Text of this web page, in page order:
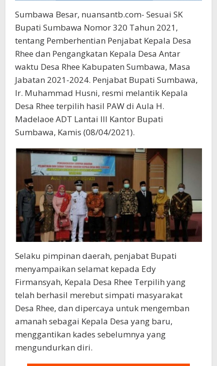
Sumbawa Besar, nuansantb.com- Sesuai SK
Bupati Sumbawa Nomor 320 Tahun 2021,
tentang Pemberhentian Penjabat Kepala Desa
Rhee dan Pengangkatan Kepala Desa Antar
waktu Desa Rhee Kabupaten Sumbawa, Masa
Jabatan 2021-2024. Penjabat Bupati Sumbawa,
Ir. Muhammad Husni, resmi melantik Kepala
Desa Rhee terpilih hasil PAW di Aula H.
Madelaoe ADT Lantai III Kantor Bupati
Sumbawa, Kamis (08/04/2021).
Selaku pimpinan daerah, penjabat Bupati
menyampaikan selamat kepada Edy
Firmansyah, Kepala Desa Rhee Terpilih yang
telah berhasil merebut simpati masyarakat
Desa Rhee, dan dipercaya untuk mengemban
amanah sebagai Kepala Desa yang baru,
menggantikan kades sebelumnya yang
mengundurkan diri.